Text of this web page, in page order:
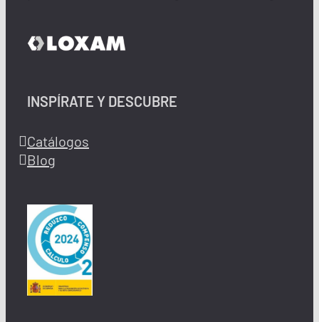
INSPÍRATE Y DESCUBRE
Catálogos
Blog